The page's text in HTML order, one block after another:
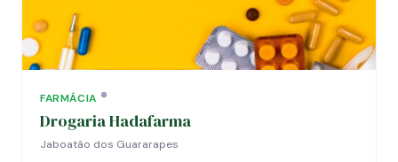
FARMÁCIA
Drogaria Hadafarma
Jaboatão dos Guararapes